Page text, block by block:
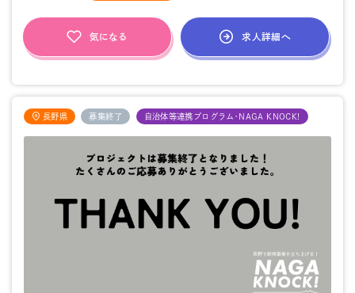
気になる 求人詳細へ
長野県 募集終了 自治体等連携プログラム・NAGA KNOCK!